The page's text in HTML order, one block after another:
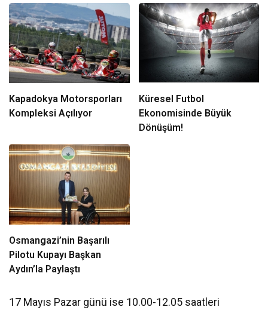
Kapadokya Motorsporları
Kompleksi Açılıyor
Küresel Futbol
Ekonomisinde Büyük
Dönüşüm!
Osmangazi’nin Başarılı
Pilotu Kupayı Başkan
Aydın’la Paylaştı
17 Mayıs Pazar günü ise 10.00-12.05 saatleri